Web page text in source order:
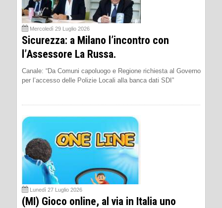
Mercoledì 29 Luglio 2026
Sicurezza: a Milano l’incontro con
l’Assessore La Russa.
Canale: “Da Comuni capoluogo e Regione richiesta al Governo
per l’accesso delle Polizie Locali alla banca dati SDI”
Lunedì 27 Luglio 2026
(MI) Gioco online, al via in Italia uno